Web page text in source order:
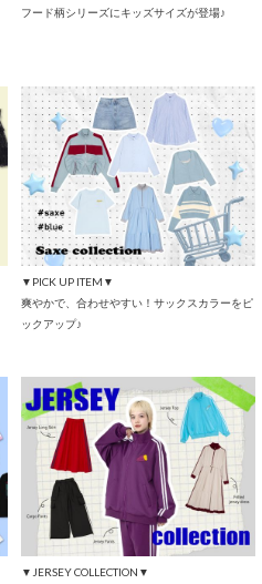
フード柄シリーズにキッズサイズが登場♪
▼PICK UP ITEM▼
爽やかで、合わせやすい！サックスカラーをピ
ックアップ♪
▼JERSEY COLLECTION▼